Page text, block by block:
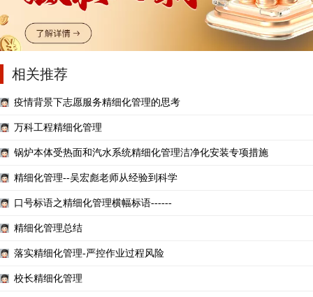
相关推荐
疫情背景下志愿服务精细化管理的思考
万科工程精细化管理
锅炉本体受热面和汽水系统精细化管理洁净化安装专项措施
精细化管理--吴宏彪老师从经验到科学
口号标语之精细化管理横幅标语------
精细化管理总结
落实精细化管理-严控作业过程风险
校长精细化管理